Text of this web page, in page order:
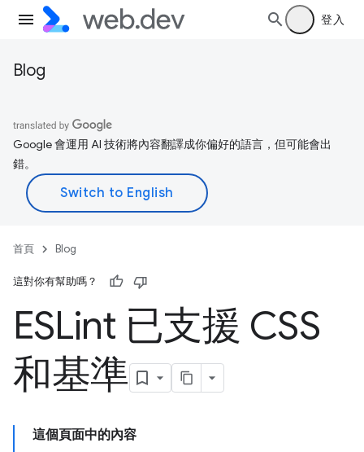
登入
Blog
Google 會運用 AI 技術將內容翻譯成你偏好的語言，但可能會出
錯。
首頁 Blog
這對你有幫助嗎？
ESLint 已支援 CSS
和基準
這個頁面中的內容